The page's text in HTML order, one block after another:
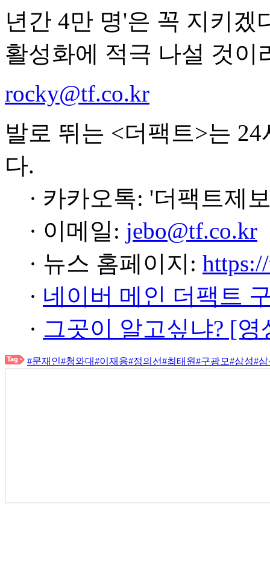
년간 4만 명'은 꼭 지키
활성화에 적극 나설 것이
rocky@tf.co.kr
발로 뛰는 <더팩트>는
다.
· 카카오톡: '더팩트제
· 이메일: jebo@tf.co.kr
· 뉴스 홈페이지:
· 네이버 메인 더팩트
· 그곳이 알고싶냐? [
#문재인#청와대#이재용#정의선#최태원#구광모#삼성#